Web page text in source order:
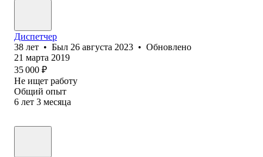
Диспетчер
38 лет • Был 26 августа 2023 • Обновлено
21 марта 2019
35 000 ₽
Не ищет работу
Общий опыт
6 лет 3 месяца